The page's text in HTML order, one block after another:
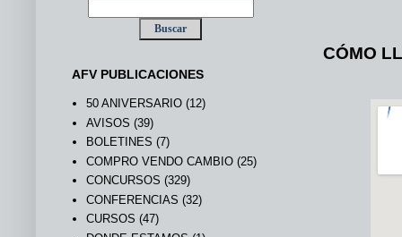
CÓMO
AFV PUBLICACIONES
50 ANIVERSARIO (12)
AVISOS (39)
BOLETINES (7)
COMPRO VENDO CAMBIO (25)
CONCURSOS (329)
CONFERENCIAS (32)
CURSOS (47)